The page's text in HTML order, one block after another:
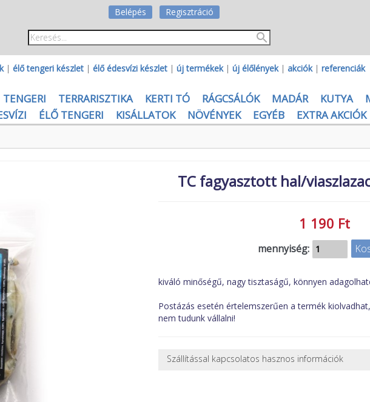
Belépés Regisztráció
| élő tengeri készlet | élő édesvízi készlet | új termékek| új élőlények| akciók| referenciák
TENGERI TERRARISZTIKA KERTI TÓ RÁGCSÁLÓK MADÁR KUTYA
ÉLŐ TENGERI KISÁLLATOK NÖVÉNYEK EGYÉB EXTRA AKCIÓK
TC fagyasztott hal/
1 190 Ft
mennyiség:
kiváló minőségű, nagy tisztaságű, könnyen
Postázás esetén értelemszerűen a termék
nem tudunk vállalni!
Szállítással kapcsolatos hasznos információk